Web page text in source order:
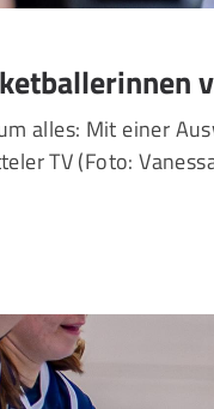
alles: Mit einer
TV (Foto: